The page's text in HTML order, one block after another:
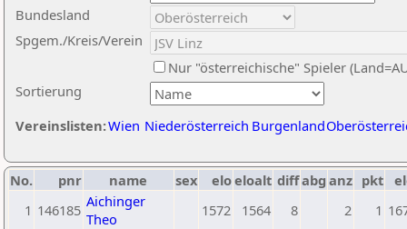
Sortierung
Bundesland
Spgem./Kreis/Verein
Nur "österreichische" Spieler
Vereinslisten:Wien Niederösterreich Burgenland
No. pnr name sex eloeloalt diffabg anz pkt
1 146185 Aichinger
Theo
1572 1564 8 2 1